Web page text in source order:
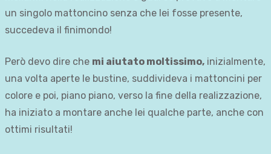
un singolo mattoncino senza che lei fosse presente,
succedeva il finimondo!
Però devo dire che mi aiutato moltissimo, inizialmente,
una volta aperte le bustine, suddivideva i mattoncini per
colore e poi, piano piano, verso la fine della realizzazione,
ha iniziato a montare anche lei qualche parte, anche con
ottimi risultati!